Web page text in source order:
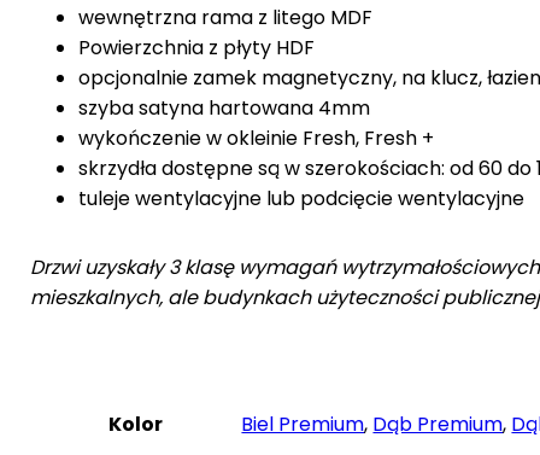
wewnętrzna rama z litego MDF
Powierzchnia z płyty HDF
opcjonalnie zamek magnetyczny, na klucz,
szyba satyna hartowana 4mm
wykończenie w okleinie Fresh, Fresh +
skrzydła dostępne są w szerokościach: od 60 do
tuleje wentylacyjne lub podcięcie wentylacyjne
Drzwi uzyskały 3 klasę wymagań
mieszkalnych, ale budynkach użyteczności
Kolor Biel Premium, Dąb Premium,